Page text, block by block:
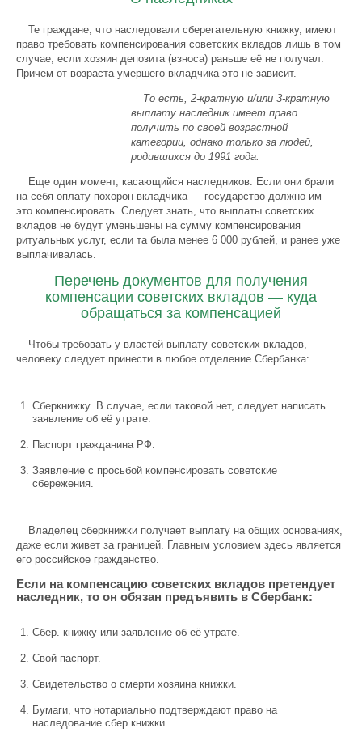
Те граждане, что наследовали сберегательную книжку, имеют
право требовать компенсирования советских вкладов лишь в том
случае, если хозяин депозита (взноса) раньше её не получал.
Причем от возраста умершего вкладчика это не зависит.
То есть, 2-кратную и/или 3-кратную
выплату наследник имеет право
получить по своей возрастной
категории, однако только за людей,
родившихся до 1991 года.
Еще один момент, касающийся наследников. Если они брали
на себя оплату похорон вкладчика — государство должно им
это компенсировать. Следует знать, что выплаты советских
вкладов не будут уменьшены на сумму компенсирования
ритуальных услуг, если та была менее 6 000 рублей, и ранее уже
выплачивалась.
Перечень документов для получения
компенсации советских вкладов — куда
обращаться за компенсацией
Чтобы требовать у властей выплату советских вкладов,
человеку следует принести в любое отделение Сбербанка:
Сберкнижку. В случае, если таковой нет, следует написать
заявление об её утрате.
Паспорт гражданина РФ.
Заявление с просьбой компенсировать советские
сбережения.
Владелец сберкнижки получает выплату на общих основаниях,
даже если живет за границей. Главным условием здесь является
его российское гражданство.
Если на компенсацию советских вкладов претендует
наследник, то он обязан предъявить в Сбербанк:
Сбер. книжку или заявление об её утрате.
Свой паспорт.
Свидетельство о смерти хозяина книжки.
Бумаги, что нотариально подтверждают право на
наследование сбер.книжки.